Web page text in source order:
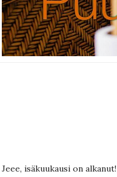
Jeee, isäkuukausi on alkanut!